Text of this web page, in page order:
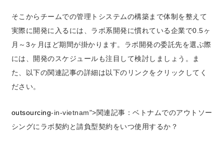
そこからチームでの管理トシステムの構築まで体制を整えて
実際に開発に入るには、ラボ系開発に慣れている企業で0.5ヶ
月～3ヶ月ほど期間が掛かります。ラボ開発の委託先を選ぶ際
には、開発のスケジュールも注目して検討しましょう。ま
た、以下の関連記事の詳細は以下のリンクをクリックしてく
ださい。
outsourcing-in-vietnam">関連記事：ベトナムでのアウトソー
シングにラボ契約と請負型契約をいつ使用するか？